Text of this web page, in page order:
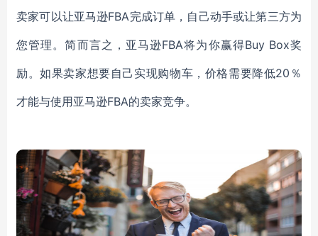
卖家可以让亚马逊FBA完成订单，自己动手或让第三方为
您管理。简而言之，亚马逊FBA将为你赢得Buy Box奖
励。如果卖家想要自己实现购物车，价格需要降低20％
才能与使用亚马逊FBA的卖家竞争。